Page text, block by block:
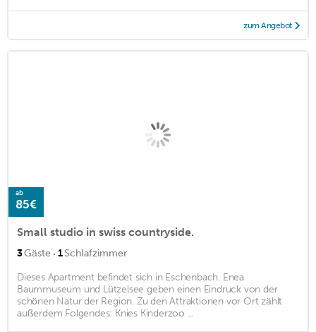
zum Angebot
ab
85€
Small studio in swiss countryside.
3Gäste · 1Schlafzimmer
Dieses Apartment befindet sich in Eschenbach. Enea
Baummuseum und Lützelsee geben einen Eindruck von der
schönen Natur der Region. Zu den Attraktionen vor Ort zählt
außerdem Folgendes: Knies Kinderzoo ...